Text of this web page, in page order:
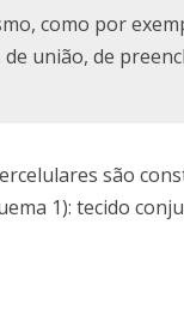
como por
união, de
são
1): tecido